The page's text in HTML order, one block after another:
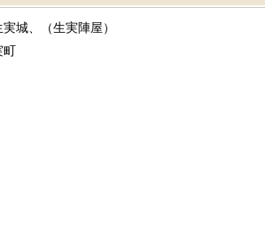
城、（生実陣屋）
町